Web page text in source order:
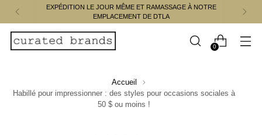
EXPÉDITION LE JOUR MÊME ET RAMASSAGE À NOTRE
EMPLACEMENT DE DTLA
0
Accueil
Habillé pour impressionner : des styles pour occasions sociales à
50 $ ou moins !